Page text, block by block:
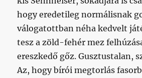
hogy eredetileg normálisnak
válogatottban néha kedvelt
tesz a zöld-fehér mez
ereszkedő gőz. Gusztustalan,
Az, hogy bírói megtorlás